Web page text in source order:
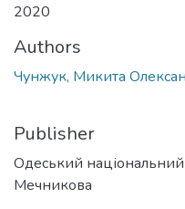
2020
Authors
Чунжук, Микита
Publisher
Одеський національний
Мечникова